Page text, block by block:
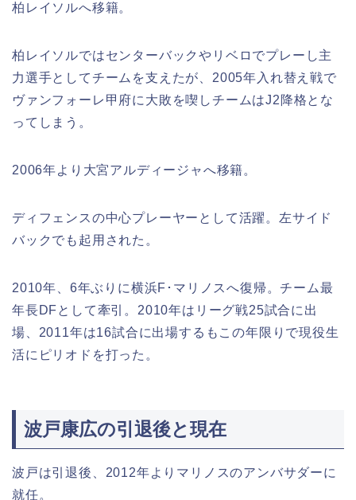
柏レイソルへ移籍。
柏レイソルではセンターバックやリベロでプレーし主
力選手としてチームを支えたが、2005年入れ替え戦で
ヴァンフォーレ甲府に大敗を喫しチームはJ2降格とな
ってしまう。
2006年より大宮アルディージャへ移籍。
ディフェンスの中心プレーヤーとして活躍。左サイド
バックでも起用された。
2010年、6年ぶりに横浜F･マリノスへ復帰。チーム最
年長DFとして牽引。2010年はリーグ戦25試合に出
場、2011年は16試合に出場するもこの年限りで現役生
活にピリオドを打った。
波戸康広の引退後と現在
波戸は引退後、2012年よりマリノスのアンバサダーに
就任。